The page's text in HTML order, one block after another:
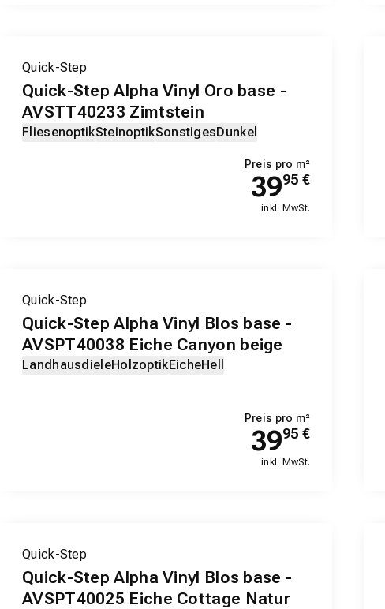
Quick-Step
Quick-Step Alpha Vinyl Oro base -
AVSTT40233 Zimtstein
FliesenoptikSteinoptikSonstigesDunkel
Preis pro m²
3995 €
inkl. MwSt.
Quick-Step
Quick-Step Alpha Vinyl Blos base -
AVSPT40038 Eiche Canyon beige
LandhausdieleHolzoptikEicheHell
Preis pro m²
3995 €
inkl. MwSt.
Quick-Step
Quick-Step Alpha Vinyl Blos base -
AVSPT40025 Eiche Cottage Natur